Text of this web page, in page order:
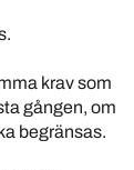
krav som
gången, om
begränsas.